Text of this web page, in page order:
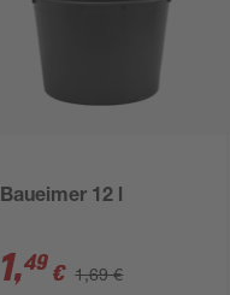
Baueimer 12 l
1,49 € 1,69 €